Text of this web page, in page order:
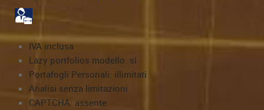
IVA inclusa
Lazy portfolios modello: sì
Portafogli Personali: illimitati
Analisi senza limitazioni
CAPTCHA: assente